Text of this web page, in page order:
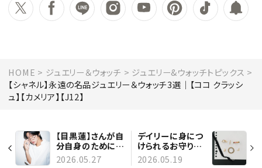
HOME ジュエリー＆ウォッチ
ジュエリー&ウォッチトピックス
【シャネル】永遠の名品ジュエリー＆ウォッチ3選｜【ココ クラッシ
ュ】【カメリア】【J12】
【目黒蓮】さんが自
分自身のために出
演したいと思った
映画
2026.05.27
デイリーに身につ
けられるお守りジ
ュエリーが欲し
い。スタイリスト
2026.05.19